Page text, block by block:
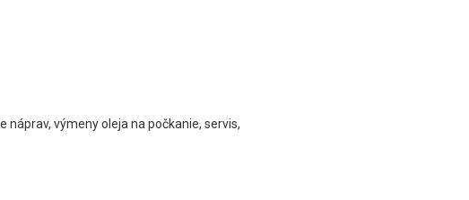
náprav, výmeny oleja na počkanie, servis,